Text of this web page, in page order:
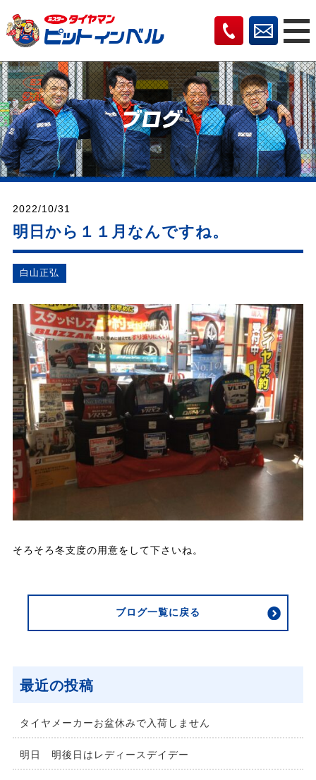
2022/10/31
明日から１１月なんですね。
⽩⼭正弘
そろそろ冬支度の用意をして下さいね。
ブログ一覧に戻る
最近の投稿
タイヤメーカーお盆休みで入荷しません
明日 明後日はレディースデイデー